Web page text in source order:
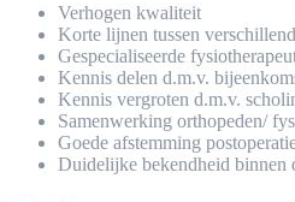
Verhogen kwaliteit
Korte lijnen tussen
Gespecialiseerde
Kennis delen d.m.v.
Kennis vergroten d.m.v.
Samenwerking orthopeden/
Goede afstemming
Duidelijke bekendheid binnen